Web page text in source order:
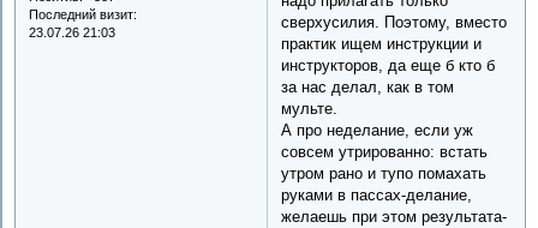
Последний визит:
23.07.26 21:03
сверхусилия. Поэтому, вместо
практик ищем инструкции и
инструкторов, да еще б кто б
за нас делал, как в том
мульте.
А про неделание, если уж
совсем утрированно: встать
утром рано и тупо помахать
руками в пассах-делание,
желаешь при этом результата-